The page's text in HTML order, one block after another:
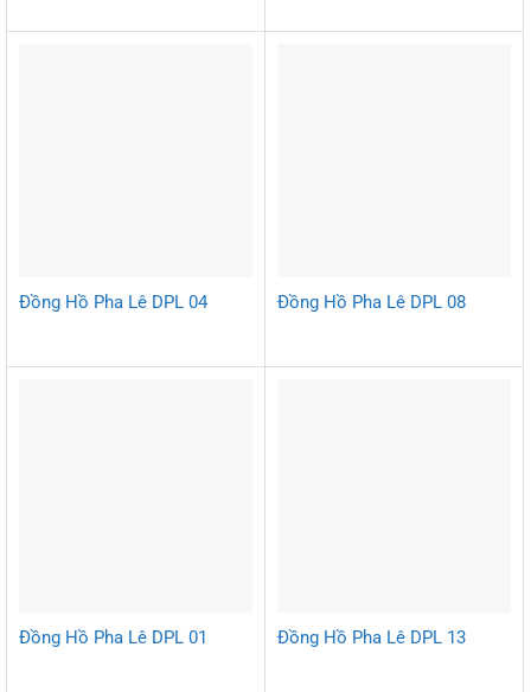
Đồng Hồ Pha Lê DPL 04 Đồng Hồ Pha Lê DPL 08
Đồng Hồ Pha Lê DPL 01 Đồng Hồ Pha Lê DPL 13